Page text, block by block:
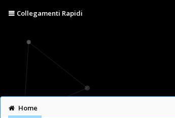
Collegamenti Rapidi
Home